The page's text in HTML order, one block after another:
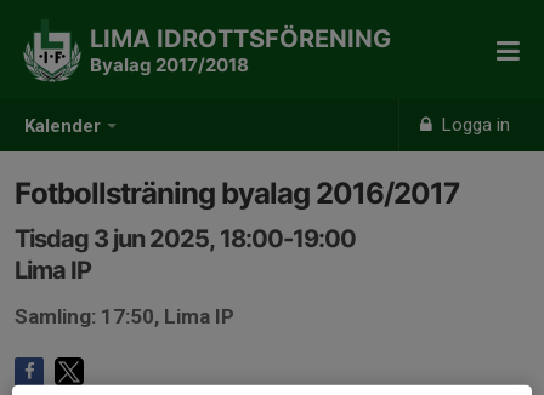
Kalender Logga in
LIMA IDROTTSFÖRENING
Byalag 2017/2018
Fotbollsträning byalag 2016/2017
Tisdag 3 jun 2025, 18:00-19:00
Lima IP
Samling: 17:50, Lima IP